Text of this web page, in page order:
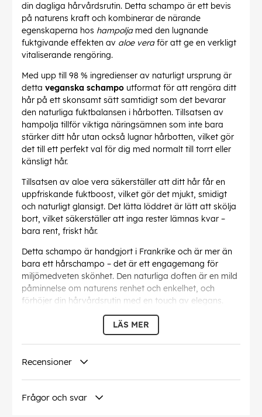
din dagliga hårvårdsrutin. Detta schampo är ett bevis
på naturens kraft och kombinerar de närande
egenskaperna hos hampoljamed den lugnande
fuktgivande effekten av aloe veraför att ge en verkligt
vitaliserande rengöring.
Med upp till 98 % ingredienser av naturligt ursprung är
detta veganska schampo utformat för att rengöra ditt
hår på ett skonsamt sätt samtidigt som det bevarar
den naturliga fuktbalansen i hårbotten. Tillsatsen av
hampolja tillför viktiga näringsämnen som inte bara
stärker ditt hår utan också lugnar hårbotten, vilket gör
det till ett perfekt val för dig med normalt till torrt eller
känsligt hår.
Tillsatsen av aloe vera säkerställer att ditt hår får en
uppfriskande fuktboost, vilket gör det mjukt, smidigt
och naturligt glansigt. Det lätta löddret är lätt att skölja
bort, vilket säkerställer att inga rester lämnas kvar –
bara rent, friskt hår.
Detta schampo är handgjort i Frankrike och är mer än
bara ett hårschampo – det är ett engagemang för
miljömedveten skönhet. Den naturliga doften är en mild
påminnelse om naturens renhet och enkelhet, och
förhöjer din hårvårdsrutin med en touch av elegans.
Oavsett om du vill återfukta, stärka eller skydda ditt
hår erbjuderBeauTerraOrganic Shampoo en botanisk
lösning som respekterar både ditt hår och miljön.
Omfamna naturens milda omsorg och förvandla din
LÄS MER
Recensioner
Frågor och svar